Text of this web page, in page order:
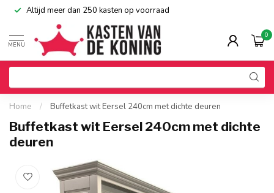
Altijd meer dan 250 kasten op voorraad
MENU
0
Home / Buffetkast wit Eersel 240cm met dichte deuren
Buffetkast wit Eersel 240cm met dichte
deuren